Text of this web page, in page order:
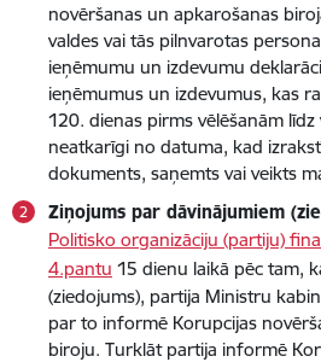
novēršanas un apkarošanas
valdes vai tās pilnvarotas
ieņēmumu un izdevumu
ieņēmumus un izdevumus, kas
120. dienas pirms vēlēšanām līdz
neatkarīgi no datuma, kad
dokuments, saņemts vai veikts
Ziņojums par dāvinājumiem
Politisko organizāciju (partiju)
4.pantu 15 dienu laikā pēc tam,
(ziedojums), partija Ministru
par to informē Korupcijas
biroju. Turklāt partija informē